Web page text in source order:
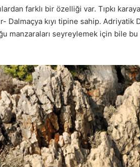
farklı bir özelliği var. Tıpkı
Dalmaçya kıyı tipine sahip.
manzaraları seyreylemek için bile